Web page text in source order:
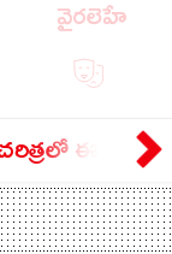
వైరలెహే
లైఫ్ స్టైల్
ఈ రోజు